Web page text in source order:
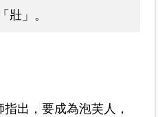
壯」。
出，要成為泡芙人，